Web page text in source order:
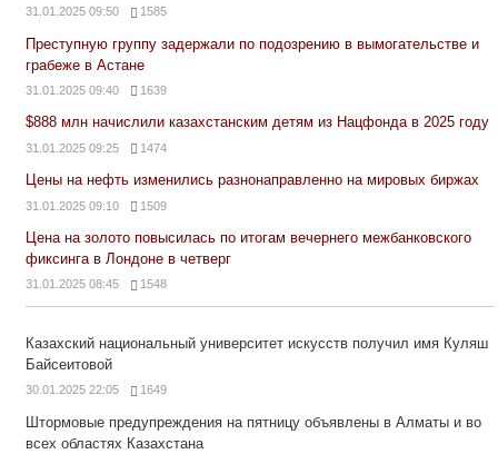
31.01.2025 09:50 1585
Преступную группу задержали по подозрению в вымогательстве и
грабеже в Астане
31.01.2025 09:40 1639
$888 млн начислили казахстанским детям из Нацфонда в 2025 году
31.01.2025 09:25 1474
Цены на нефть изменились разнонаправленно на мировых биржах
31.01.2025 09:10 1509
Цена на золото повысилась по итогам вечернего межбанковского
фиксинга в Лондоне в четверг
31.01.2025 08:45 1548
Казахский национальный университет искусств получил имя Куляш
Байсеитовой
30.01.2025 22:05 1649
Штормовые предупреждения на пятницу объявлены в Алматы и во
всех областях Казахстана